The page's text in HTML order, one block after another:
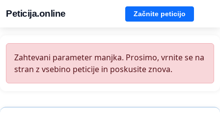
Peticija.online Začnite peticijo
Zahtevani parameter manjka. Prosimo, vrnite se na
stran z vsebino peticije in poskusite znova.